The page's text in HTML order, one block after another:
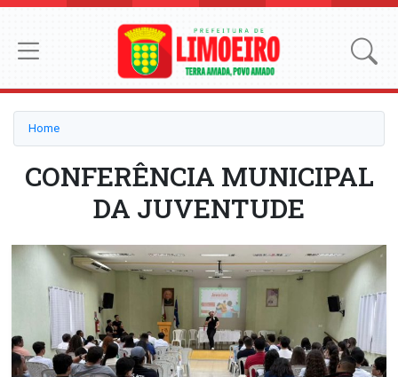
Home
CONFERÊNCIA MUNICIPAL
DA JUVENTUDE